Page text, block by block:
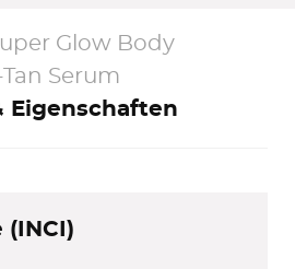
Glow Body
Serum
Eigenschaften
(INCI)